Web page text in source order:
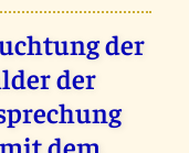
der
der
dem